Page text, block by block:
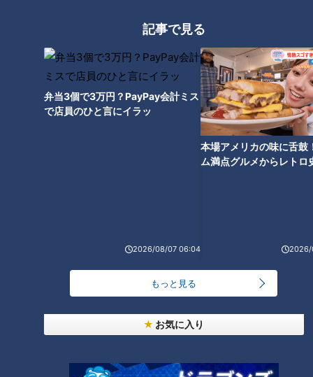
記事で見る
弁当3個で3万円？PayPay会計ミス
で店員のひと言にイラッ
2026/08/07 06:04
本場アメリカの味に舌鼓
ム満点グルメからレトロ
2026/
もっと見る
お気に入り
取ろうと、無意識に骨盤が後傾し、身体の後ろ側の筋肉が緊張
します。そのため、下記の場所に症状が出やすくなります。
＜フロントタイプに出やすい症状＞
肩コリ、腰痛、太もも裏の痛み、ふくらはぎの痛み、アキレス
腱の痛み、足裏の痛み
・バックタイプ(距骨がかかと側に傾いている)
バックタイプは、かかと重心。バランスを取るために、骨盤は
あなたはどっち？距骨の傾きタイプチェック
下記の3つのチェック方法を試してください。2つ以上当ては